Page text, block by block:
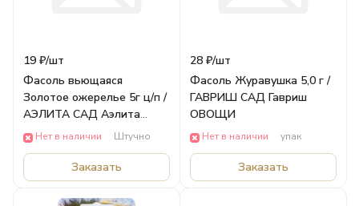
19 ₽/шт
Фасоль вьющаяся
Золотое ожерелье 5г ц/п /
АЭЛИТА САД Аэлита
ОВОЩИ
Нет в наличии Штучно
Заказать
28 ₽/шт
Фасоль Журавушка 5,0 г /
ГАВРИШ САД Гавриш
ОВОЩИ
Нет в наличии упак
Заказать